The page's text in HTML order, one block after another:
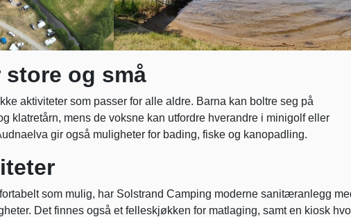
og små
aktiviteter som passer for alle aldre. Barna kan boltre seg på
klatretårn, mens de voksne kan utfordre hverandre i minigolf eller
gir også muligheter for bading, fiske og kanopadling.
som mulig, har Solstrand Camping moderne sanitæranlegg
Det finnes også et felleskjøkken for matlaging, samt en kiosk